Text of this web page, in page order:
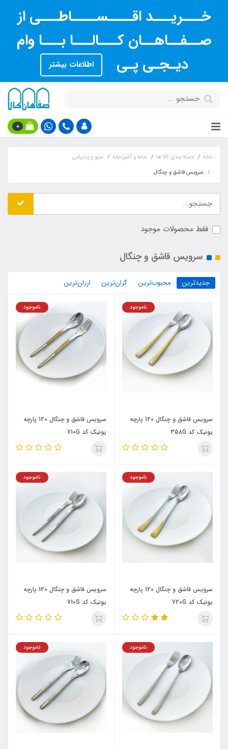
خـــریـــد اقــــســــاطـــی از
صــفــاهــان کـــالـــا بـــا وام
دیـجـی پـی
اطلاعات بیشتر
0
خانه دسته بندی کالاها خانه و آشپزخانه
سرو و پذیرایی
سرویس قاشق و چنگال
فقط محصولات موجود
سرویس قاشق و چنگال
جدیدترین محبوب‌ترین گران‌ترین ارزان‌ترین
ناموجود
سرویس قاشق و چنگال 120 پارچه
یونیک کد 358G
ناموجود
سرویس قاشق و چنگال 120 پارچه
یونیک کد 710G
ناموجود
سرویس قاشق و چنگال 120 پارچه
یونیک کد 720G
ناموجود
سرویس قاشق و چنگال 120 پارچه
یونیک کد 710S
ناموجود ناموجود